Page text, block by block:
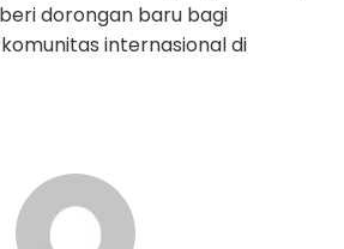
dorongan baru bagi
internasional di